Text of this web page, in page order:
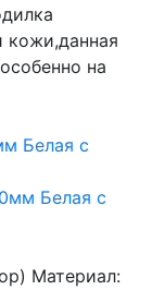
на
Белая с
Материал: